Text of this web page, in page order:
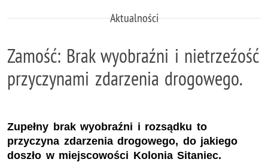
Aktualności
Zamość: Brak wyobraźni i nietrzeźość
przyczynami zdarzenia drogowego.
Zupełny brak wyobraźni i rozsądku to
przyczyna zdarzenia drogowego, do jakiego
doszło w miejscowości Kolonia Sitaniec.